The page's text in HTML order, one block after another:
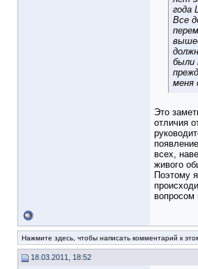
года
Все
были
меня
Это
отличия
всех,
живого
Поэтому
вопросом
Нажмите здесь, чтобы написать комментарий к
18.03.2011, 18:52